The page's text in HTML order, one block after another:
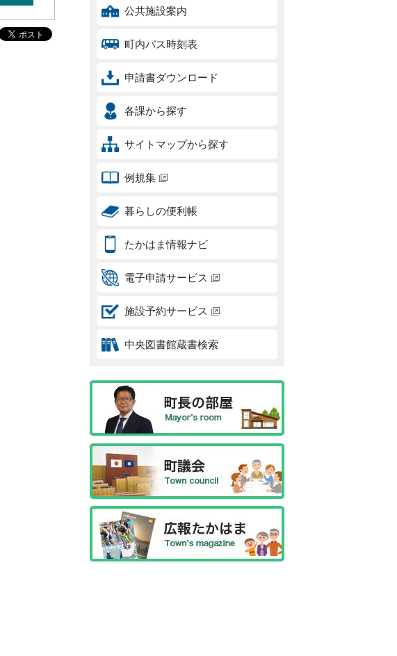
公共施設案内
町内バス時刻表
申請書ダウンロード
各課から探す
サイトマップから探す
例規集
暮らしの便利帳
たかはま情報ナビ
電子申請サービス
施設予約サービス
中央図書館蔵書検索